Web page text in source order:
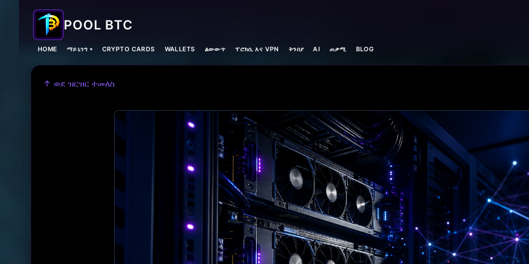
POOL BTC
HOME ማይኒንግ ▾ CRYPTO CARDS WALLETS ልውውጥ ፕሮክሲ እና VPN ትንበያ AI ጠቃሚ BLOG
↑ ወደ ዝርዝር ተመለስ